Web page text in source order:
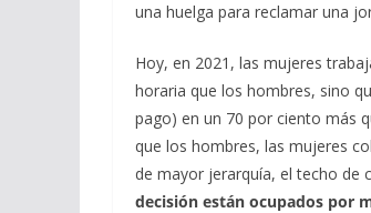
una huelga para reclamar una
Hoy, en 2021, las mujeres
horaria que los hombres, sino
pago) en un 70 por ciento más
que los hombres, las mujeres
de mayor jerarquía, el techo de
decisión están ocupados por